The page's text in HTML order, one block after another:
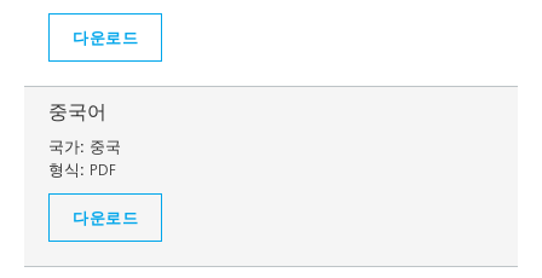
다운로드
중국어
국가: 중국
형식: PDF
다운로드